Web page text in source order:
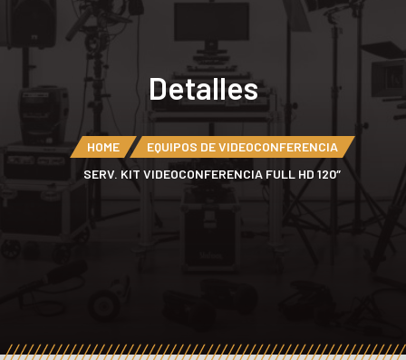
Detalles
HOME
EQUIPOS DE VIDEOCONFERENCIA
SERV. KIT VIDEOCONFERENCIA FULL HD 120″